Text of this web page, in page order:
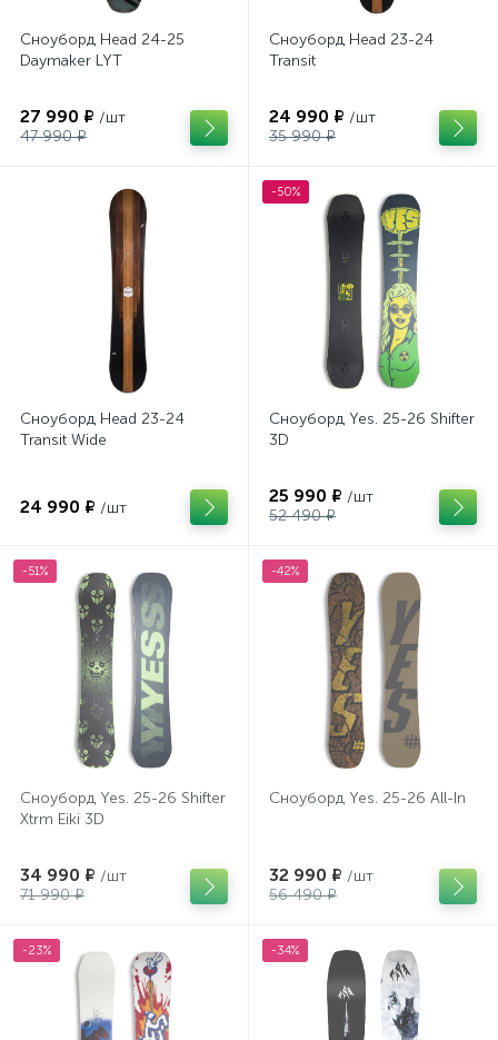
Сноуборд Head 24-25
Daymaker LYT
27 990 ₽ /шт
47 990 ₽
Сноуборд Head 23-24
Transit
24 990 ₽ /шт
35 990 ₽
Сноуборд Head 23-24
Transit Wide
24 990 ₽ /шт
-50%
Сноуборд Yes. 25-26 Shifter
3D
25 990 ₽ /шт
52 490 ₽
-51%
Сноуборд Yes. 25-26 Shifter
Xtrm Eiki 3D
34 990 ₽ /шт
71 990 ₽
-42%
Сноуборд Yes. 25-26 All-In
32 990 ₽ /шт
56 490 ₽
-23% -34%